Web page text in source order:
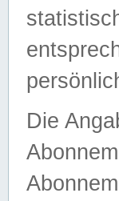
Die